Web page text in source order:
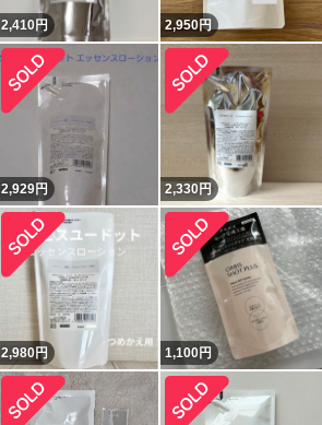
2,410円 2,950円
2,929円 2,330円
2,980円 1,100円